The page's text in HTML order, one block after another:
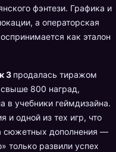
фэнтези. Графика и
а операторская
как эталон
3 продалась тиражом
800 наград,
в учебники геймдизайна.
и одной из тех игр, что
сюжетных дополнения —
только развили успех